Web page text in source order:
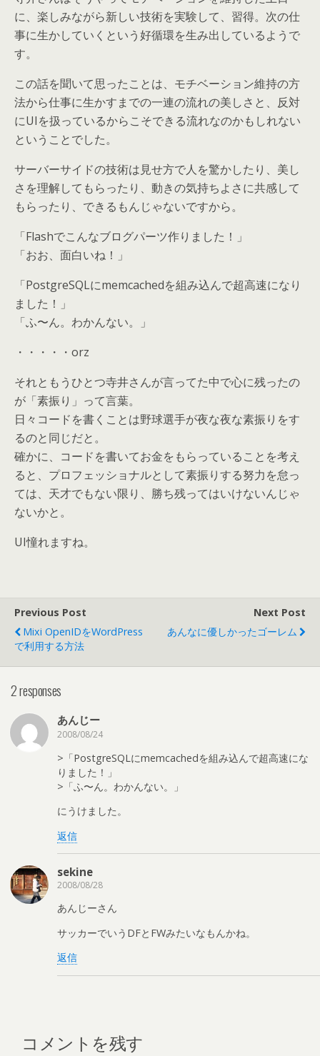
に、楽しみながら新しい技術を実験して、習得。次の仕
事に生かしていくという好循環を生み出しているようで
す。
この話を聞いて思ったことは、モチベーション維持の方
法から仕事に生かすまでの一連の流れの美しさと、反対
にUIを扱っているからこそできる流れなのかもしれない
ということでした。
サーバーサイドの技術は見せ方で人を驚かしたり、美し
さを理解してもらったり、動きの気持ちよさに共感して
もらったり、できるもんじゃないですから。
「Flashでこんなブログパーツ作りました！」
「おお、面白いね！」
「PostgreSQLにmemcachedを組み込んで超高速になり
ました！」
「ふ〜ん。わかんない。」
・・・・・orz
それともうひとつ寺井さんが言ってた中で心に残ったの
が「素振り」って言葉。
日々コードを書くことは野球選手が夜な夜な素振りをす
るのと同じだと。
確かに、コードを書いてお金をもらっていることを考え
ると、プロフェッショナルとして素振りする努力を怠っ
ては、天才でもない限り、勝ち残ってはいけないんじゃ
ないかと。
UI憧れますね。
Previous Post
Mixi OpenIDをWordPress
で利用する方法
Next Post
あんなに優しかったゴーレム
2 responses
あんじー
2008/08/24
>「PostgreSQLにmemcachedを組み込んで超高速にな
りました！」
>「ふ〜ん。わかんない。」
にうけました。
返信
sekine
2008/08/28
あんじーさん
サッカーでいうDFとFWみたいなもんかね。
返信
コメントを残す